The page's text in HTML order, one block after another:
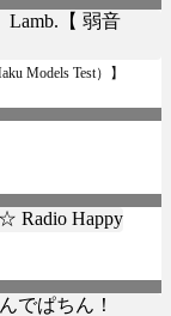
Models Test）】